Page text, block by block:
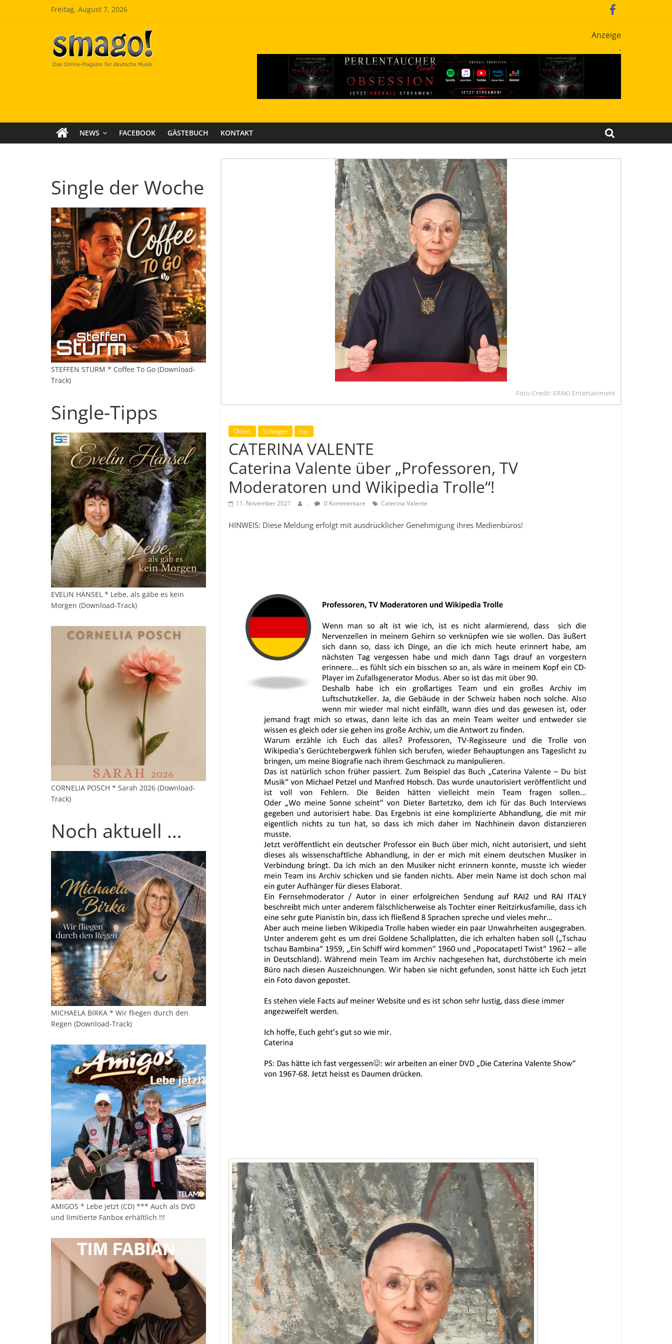
Freitag, August 7, 2026
Smago
SchlagerMAGazinOnline
Anzeige
.
NEWS FACEBOOK GÄSTEBUCH KONTAKT
Foto-Credit: ERAKI Entertainment
Oldies Schlager top
CATERINA VALENTE
Caterina Valente über „Professoren, TV
Moderatoren und Wikipedia Trolle“!
11. November 2021 . 0 Kommentare Caterina Valente
HINWEIS: Diese Meldung erfolgt mit ausdrücklicher Genehmigung ihres Medienbüros!
Single der Woche
STEFFEN STURM * Coffee To Go (Download-
Track)
Single-Tipps
EVELIN HÄNSEL * Lebe, als gäbe es kein
Morgen (Download-Track)
CORNELIA POSCH * Sarah 2026 (Download-
Track)
Noch aktuell …
MICHAELA BIRKA * Wir fliegen durch den
Regen (Download-Track)
AMIGOS * Lebe jetzt (CD) *** Auch als DVD
und limitierte Fanbox erhältlich !!!